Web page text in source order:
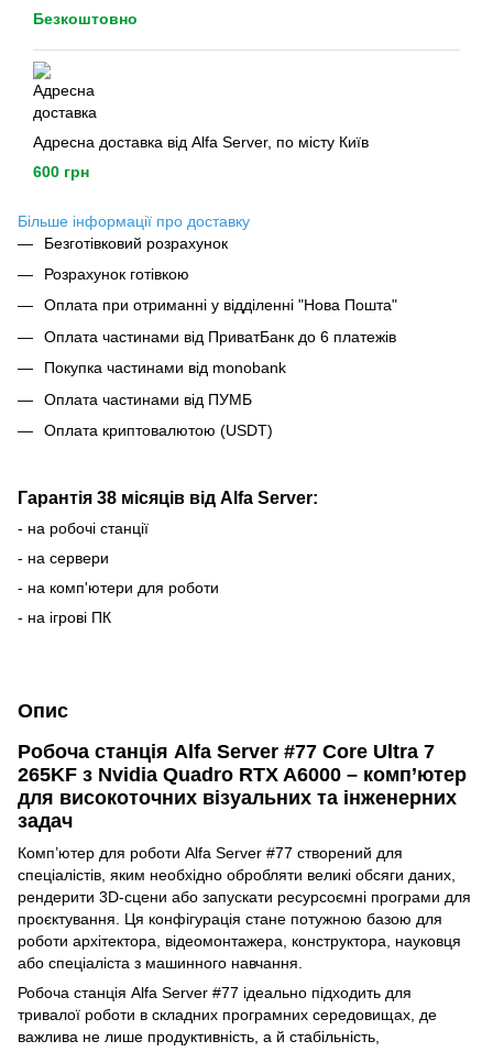
Безкоштовно
Адресна доставка від Alfa Server, по місту Київ
600 грн
Більше інформації про доставку
Безготівковий розрахунок
Розрахунок готівкою
Оплата при отриманні у відділенні "Нова Пошта"
Оплата частинами від ПриватБанк до 6 платежів
Покупка частинами від monobank
Оплата частинами від ПУМБ
Оплата криптовалютою (USDT)
Гарантія 38 місяців від Alfa Server:
- на робочі станції
- на сервери
- на комп'ютери для роботи
- на ігрові ПК
Опис
Робоча станція Alfa Server #77 Core Ultra 7
265KF з Nvidia Quadro RTX A6000 – комп’ютер
для високоточних візуальних та інженерних
задач
Комп’ютер для роботи Alfa Server #77 створений для
спеціалістів, яким необхідно обробляти великі обсяги даних,
рендерити 3D-сцени або запускати ресурсоємні програми для
проєктування. Ця конфігурація стане потужною базою для
роботи архітектора, відеомонтажера, конструктора, науковця
або спеціаліста з машинного навчання.
Робоча станція Alfa Server #77 ідеально підходить для
тривалої роботи в складних програмних середовищах, де
важлива не лише продуктивність, а й стабільність,